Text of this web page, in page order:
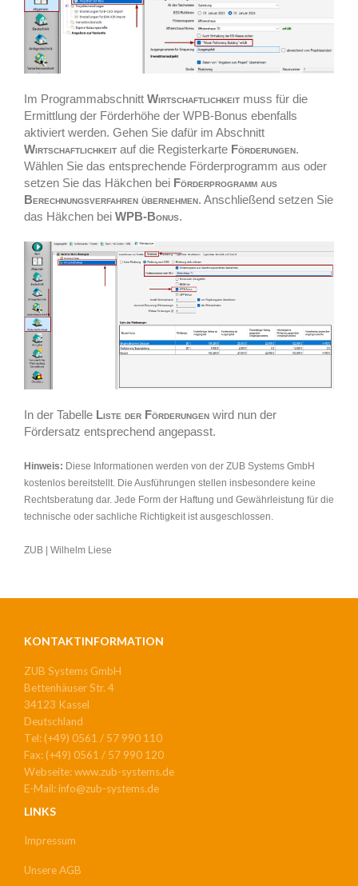
Im Programmabschnitt Wirtschaftlichkeit muss für die
Ermittlung der Förderhöhe der WPB-Bonus ebenfalls
aktiviert werden. Gehen Sie dafür im Abschnitt
Wirtschaftlichkeit auf die Registerkarte Förderungen.
Wählen Sie das entsprechende Förderprogramm aus oder
setzen Sie das Häkchen bei Förderprogramm aus
Berechnungsverfahren übernehmen. Anschließend setzen Sie
das Häkchen bei WPB-Bonus.
In der Tabelle Liste der Förderungen wird nun der
Fördersatz entsprechend angepasst.
Hinweis: Diese Informationen werden von der ZUB Systems GmbH
kostenlos bereitstellt. Die Ausführungen stellen insbesondere keine
Rechtsberatung dar. Jede Form der Haftung und Gewährleistung für die
technische oder sachliche Richtigkeit ist ausgeschlossen.
ZUB | Wilhelm Liese
KONTAKTINFORMATION
ZUB Systems GmbH
Bettenhäuser Str. 4
34123 Kassel
Deutschland
Tel: (+49) 0561 / 57 990 110
Fax: (+49) 0561 / 57 990 120
Webseite: www.zub-systems.de
E-Mail: info@zub-systems.de
LINKS
Impressum
Unsere AGB